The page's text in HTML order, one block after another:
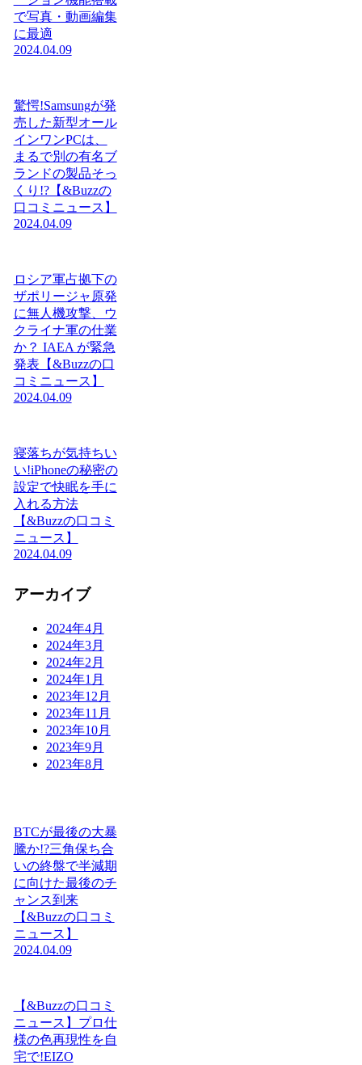
で写真・動画編集
に最適
2024.04.09
驚愕!Samsungが発
売した新型オール
インワンPCは、
まるで別の有名ブ
ランドの製品そっ
くり!?【&Buzzの
口コミニュース】
2024.04.09
ロシア軍占拠下の
ザポリージャ原発
に無人機攻撃、ウ
クライナ軍の仕業
か？ IAEA が緊急
発表【&Buzzの口
コミニュース】
2024.04.09
寝落ちが気持ちい
い!iPhoneの秘密の
設定で快眠を手に
入れる方法
【&Buzzの口コミ
ニュース】
2024.04.09
アーカイブ
2024年4月
2024年3月
2024年2月
2024年1月
2023年12月
2023年11月
2023年10月
2023年9月
2023年8月
BTCが最後の大暴
騰か!?三角保ち合
いの終盤で半減期
に向けた最後のチ
ャンス到来
【&Buzzの口コミ
ニュース】
2024.04.09
【&Buzzの口コミ
ニュース】プロ仕
様の色再現性を自
宅で!EIZO